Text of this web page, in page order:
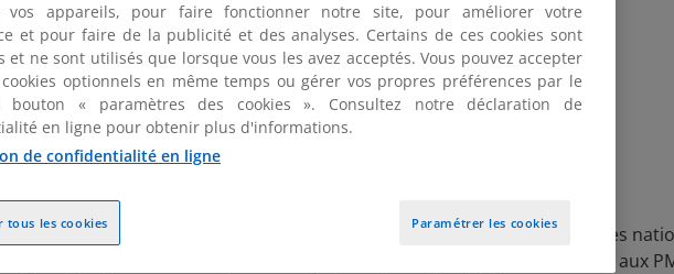
(impôt sur les sociétés, retenue à la source, TASCOM ...)
aux dirigeants notamment s’agissant de réorganisations patrimoniales
patrimoniales de haut niveau. Vincent est particulièrement dédié aux
vos appareils, pour faire fonctionner notre site, pour améliorer votre
et pour faire de la publicité et des analyses. Certains de ces cookies sont
et ne sont utilisés que lorsque vous les avez acceptés. Vous pouvez accepter
optionnels en même temps ou gérer vos propres préférences par le
bouton « paramètres des cookies ». Consultez notre déclaration de
en ligne pour obtenir plus d'informations.
de confidentialité en ligne
Paramétrer les cookies
tous les cookies